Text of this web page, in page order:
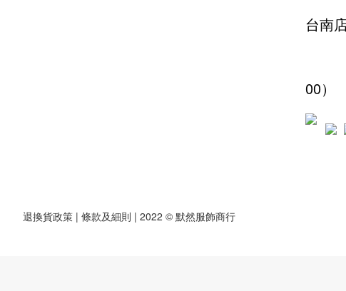
台南
00）
退換貨政策 | 條款及細則 | 2022 © 默然服飾商行